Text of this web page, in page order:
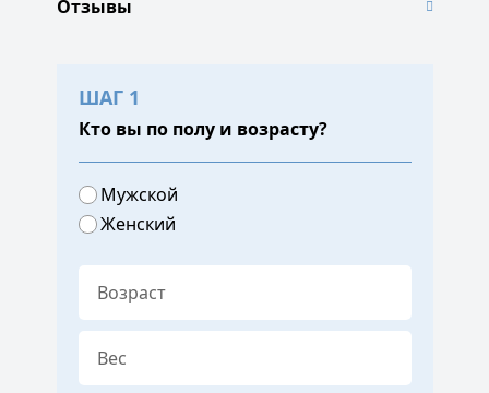
Отзывы
ШАГ 1
Кто вы по полу и возрасту?
Мужской
Женский